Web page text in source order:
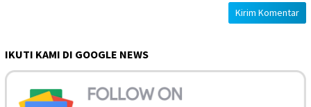
IKUTI KAMI DI GOOGLE NEWS